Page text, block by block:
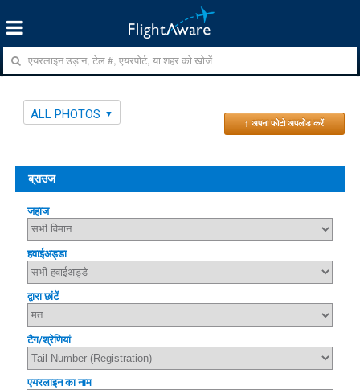
ALL PHOTOS
↑ अपना फोटो अपलोड करें
ब्राउज
जहाज
हवाईअड्डा
द्वारा छांटें
टैग/श्रेणियां
एयरलाइन का नाम